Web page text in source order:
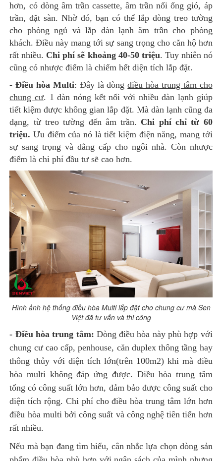
hơn, có dòng âm trần cassette, âm trần nối ống gió, áp
trần, đặt sàn. Nhờ đó, bạn có thể lắp dòng treo tường
cho phòng ngủ và lắp dàn lạnh âm trần cho phòng
khách. Điều này mang tới sự sang trọng cho căn hộ hơn
rất nhiều. Chi phí sẽ khoảng 40-50 triệu. Tuy nhiên nó
cũng có nhược điểm là chiếm hết diện tích lắp đặt.
-Điều hòa Multi: Đây là dòngđiều hòa trung tâm cho
chung cư. 1 dàn nóng kết nối với nhiều dàn lạnh giúp
tiết kiệm được không gian lắp đặt. Mà dàn lạnh cũng đa
dạng, từ treo tường đến âm trần. Chi phí chỉ từ 60
triệu.Ưu điểm của nó là tiết kiệm điện năng, mang tới
sự sang trọng và đẳng cấp cho ngôi nhà. Còn nhược
điểm là chi phí đầu tư sẽ cao hơn.
Hình ảnh hệ thống điều hòa Multi lắp đặt cho chung cư mà Sen
Việt đã tư vấn và thi công
- Điều hòa trung tâm: Dòng điều hòa này phù hợp với
chung cư cao cấp, penhouse, căn duplex thông tầng hay
thông thủy với diện tích lớn(trên 100m2) khi mà điều
hòa multi không đáp ứng được. Điều hòa trung tâm
tổng có công suất lớn hơn, đảm bảo được công suất cho
diện tích rộng. Chi phí cho điều hòa trung tâm lớn hơn
điều hòa multi bởi công suất và công nghệ tiên tiến hơn
rất nhiều.
Nếu mà bạn đang tìm hiểu, cân nhắc lựa chọn dòng sản